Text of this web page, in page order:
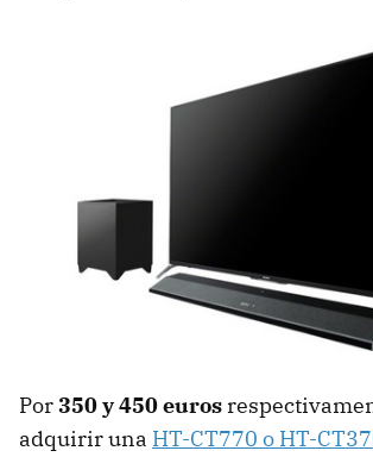
Por350 y 450 euros
adquirir una HT-CT770 o HT-